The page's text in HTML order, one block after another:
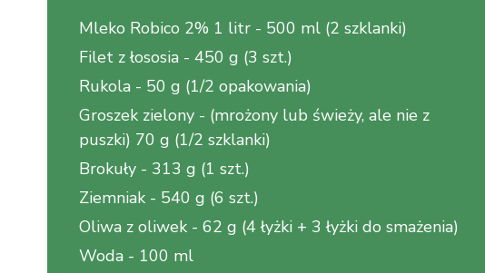
Mleko Robico 2% 1 litr - 500 ml (2 szklanki)
Filet z łososia - 450 g (3 szt.)
Rukola - 50 g (1/2 opakowania)
Groszek zielony - (mrożony lub świeży, ale nie z
puszki) 70 g (1/2 szklanki)
Brokuły - 313 g (1 szt.)
Ziemniak - 540 g (6 szt.)
Oliwa z oliwek - 62 g (4 łyżki + 3 łyżki do smażenia)
Woda - 100 ml